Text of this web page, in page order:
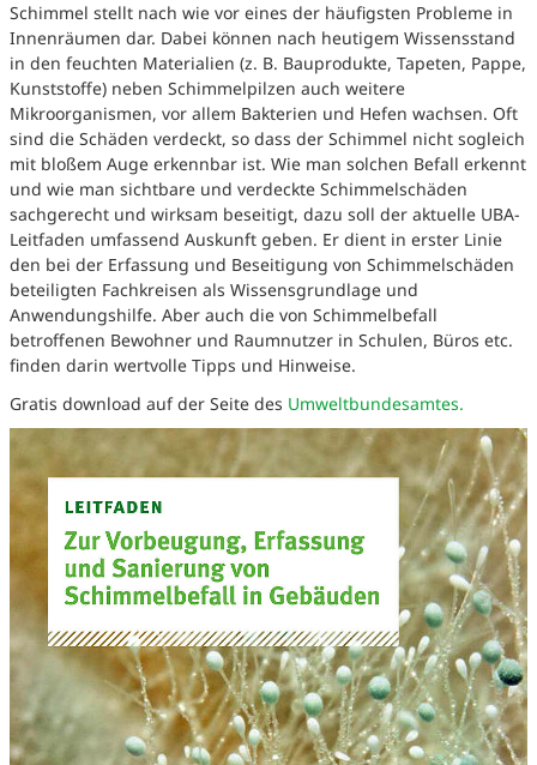
Schimmel stellt nach wie vor eines der häufigsten Probleme in
Innenräumen dar. Dabei können nach heutigem Wissensstand
in den feuchten Materialien (z. B. Bauprodukte, Tapeten, Pappe,
Kunststoffe) neben Schimmelpilzen auch weitere
Mikroorganismen, vor allem Bakterien und Hefen wachsen. Oft
sind die Schäden verdeckt, so dass der Schimmel nicht sogleich
mit bloßem Auge erkennbar ist. Wie man solchen Befall erkennt
und wie man sichtbare und verdeckte Schimmelschäden
sachgerecht und wirksam beseitigt, dazu soll der aktuelle UBA-
Leitfaden umfassend Auskunft geben. Er dient in erster Linie
den bei der Erfassung und Beseitigung von Schimmelschäden
beteiligten Fachkreisen als Wissensgrundlage und
Anwendungshilfe. Aber auch die von Schimmelbefall
betroffenen Bewohner und Raumnutzer in Schulen, Büros etc.
finden darin wertvolle Tipps und Hinweise.
Gratis download auf der Seite des Umweltbundesamtes.